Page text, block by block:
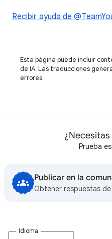
Recibir ayuda de
Esta página puede incluir
de IA. Las traducciones
errores.
Prueba
Publicar en la
Obtener respuestas
Idioma